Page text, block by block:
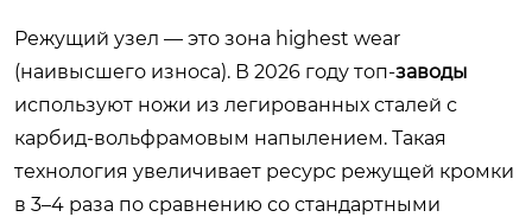
Режущий узел — это зона highest wear
(наивысшего износа). В 2026 году топ-заводы
используют ножи из легированных сталей с
карбид-вольфрамовым напылением. Такая
технология увеличивает ресурс режущей кромки
в 3–4 раза по сравнению со стандартными